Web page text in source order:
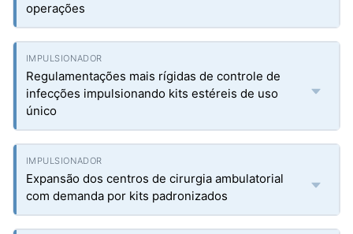
operações
Regulamentações mais rígidas de controle de
infecções impulsionando kits estéreis de uso
único
Expansão dos centros de cirurgia ambulatorial
com demanda por kits padronizados